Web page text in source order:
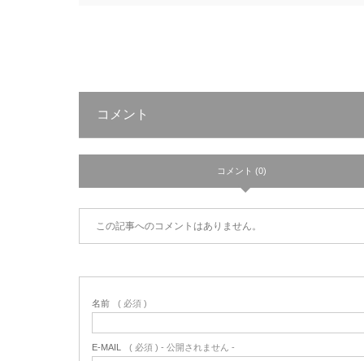
コメント
コメント (0)
この記事へのコメントはありません。
名前 ( 必須 )
E-MAIL ( 必須 ) - 公開されません -